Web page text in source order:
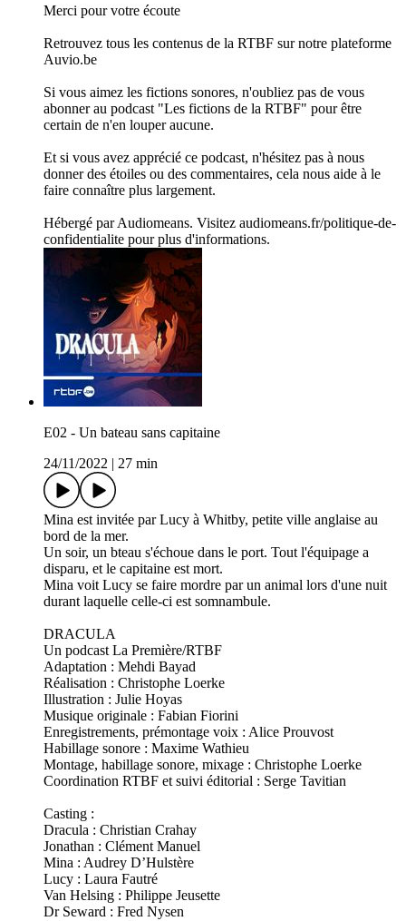
Merci pour votre écoute
Retrouvez tous les contenus de la RTBF sur notre plateforme
Auvio.be
Si vous aimez les fictions sonores, n'oubliez pas de vous
abonner au podcast "Les fictions de la RTBF" pour être
certain de n'en louper aucune.
Et si vous avez apprécié ce podcast, n'hésitez pas à nous
donner des étoiles ou des commentaires, cela nous aide à le
faire connaître plus largement.
Hébergé par Audiomeans. Visitez audiomeans.fr/politique-de-
confidentialite pour plus d'informations.
E02 - Un bateau sans capitaine
24/11/2022
27 min
Mina est invitée par Lucy à Whitby, petite ville anglaise au
bord de la mer.
Un soir, un bteau s'échoue dans le port. Tout l'équipage a
disparu, et le capitaine est mort.
Mina voit Lucy se faire mordre par un animal lors d'une nuit
durant laquelle celle-ci est somnambule.
DRACULA
Un podcast La Première/RTBF
Adaptation : Mehdi Bayad
Réalisation : Christophe Loerke
Illustration : Julie Hoyas
Musique originale : Fabian Fiorini
Enregistrements, prémontage voix : Alice Prouvost
Habillage sonore : Maxime Wathieu
Montage, habillage sonore, mixage : Christophe Loerke
Coordination RTBF et suivi éditorial : Serge Tavitian
Casting :
Dracula : Christian Crahay
Jonathan : Clément Manuel
Mina : Audrey D’Hulstère
Lucy : Laura Fautré
Van Helsing : Philippe Jeusette
Dr Seward : Fred Nysen